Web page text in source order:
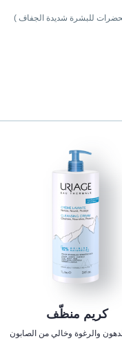
للبشرة شديدة الجفاف )
كريم منظّف
والرغوة وخالي من الصابون